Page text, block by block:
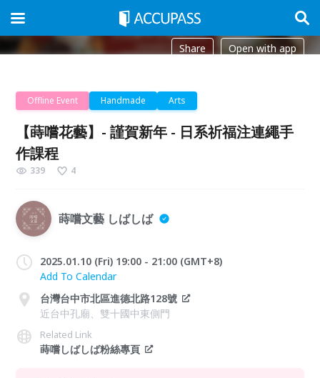
Share Open with app
Offline Event Handmade Arts
【蒔嚐花藝】- 謹賀新年 - 日系祈福注連繩手
作課程
339 4
蒔嚐文藝 しばしば
2025.01.10 (Fri) 19:00 - 21:00 (GMT+8)
Add To Calendar
台灣台中市北區進德北路128號
近台中孔廟、雙十國中東側門
Related Link
蒔嚐しばしば粉絲專頁